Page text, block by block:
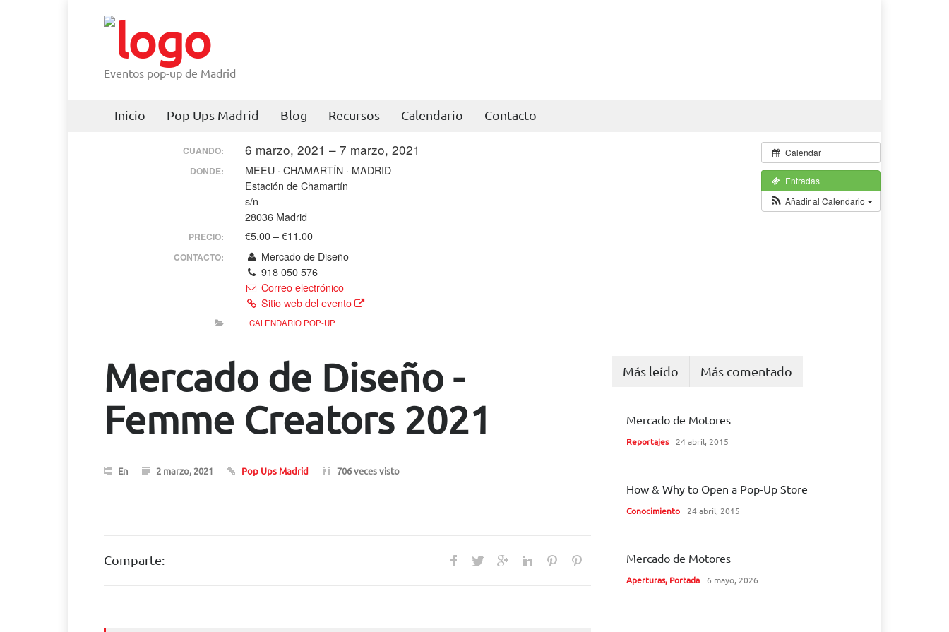
Eventos pop-up de Madrid
Inicio Pop Ups Madrid Blog Recursos Calendario Contacto
Calendar
Entradas
Añadir al Calendario
CUANDO: 6 marzo, 2021 – 7 marzo, 2021
DONDE:
MEEU · CHAMARTÍN · MADRID
Estación de Chamartín
s/n
28036 Madrid
PRECIO: €5.00 – €11.00
CONTACTO:
Mercado de Diseño
918 050 576
Correo electrónico
Sitio web del evento
CALENDARIO POP-UP
Mercado de Diseño -
Femme Creators 2021
En 2 marzo, 2021 Pop Ups Madrid 706 veces visto
Comparte:
Más leído Más comentado
Mercado de Motores
Reportajes 24 abril, 2015
How & Why to Open a Pop-Up Store
Conocimiento 24 abril, 2015
Mercado de Motores
Aperturas, Portada 6 mayo, 2026